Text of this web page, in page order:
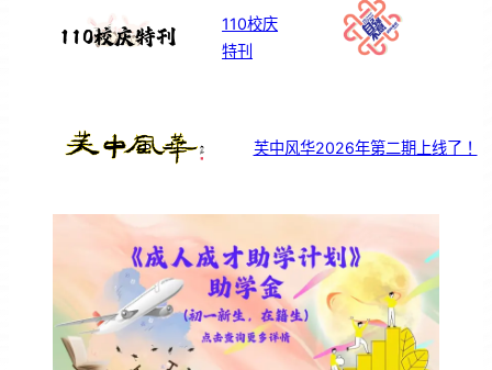
110校庆
特刊
芙中风华2026年第二期上线了！